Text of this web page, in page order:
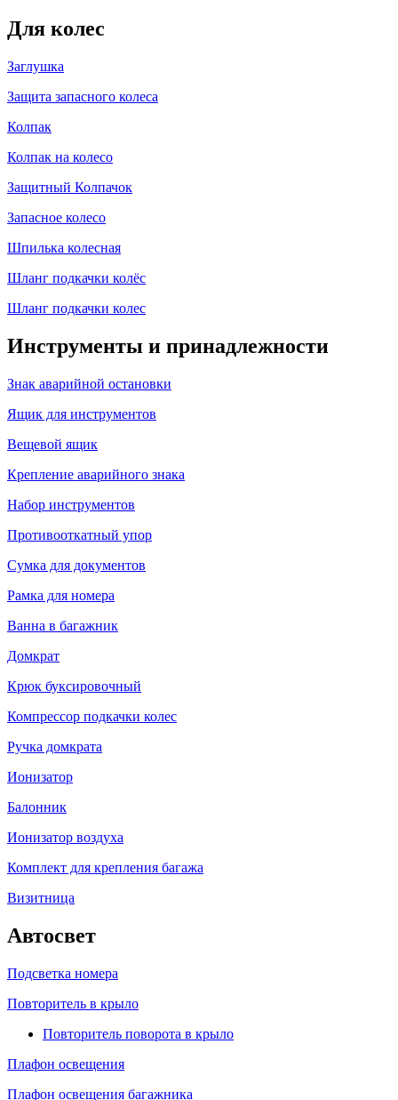
Для колес
Заглушка
Защита запасного колеса
Колпак
Колпак на колесо
Защитный Колпачок
Запасное колесо
Шпилька колесная
Шланг подкачки колёс
Шланг подкачки колес
Инструменты и принадлежности
Знак аварийной остановки
Ящик для инструментов
Вещевой ящик
Крепление аварийного знака
Набор инструментов
Противооткатный упор
Сумка для документов
Рамка для номера
Ванна в багажник
Домкрат
Крюк буксировочный
Компрессор подкачки колес
Ручка домкрата
Ионизатор
Балонник
Ионизатор воздуха
Комплект для крепления багажа
Визитница
Автосвет
Подсветка номера
Повторитель в крыло
Повторитель поворота в крыло
Плафон освещения
Плафон освещения багажника